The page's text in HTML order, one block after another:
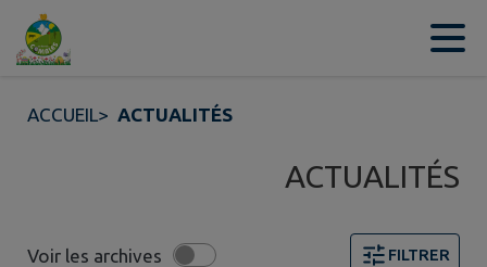
Contenu
ACCUEIL> ACTUALITÉS
ACTUALITÉS
Voir les archives FILTRER